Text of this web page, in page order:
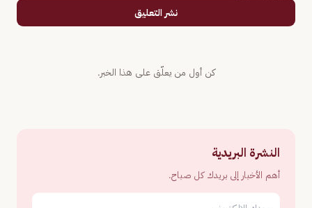
نشر التعليق
كن أول من يعلّق على هذا الخبر.
النشرة البريدية
أهم الأخبار إلى بريدك كل صباح.